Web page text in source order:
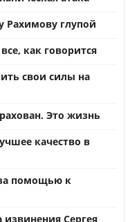
Рахимову глупой
как говорится
свои силы на
Это жизнь
качество в
помощью к
Сергея